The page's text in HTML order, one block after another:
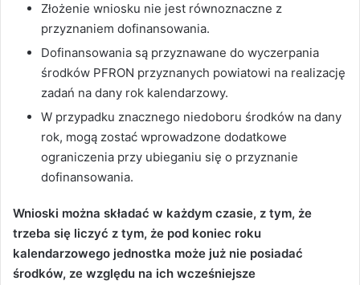
Złożenie wniosku nie jest równoznaczne z
przyznaniem dofinansowania.
Dofinansowania są przyznawane do wyczerpania
środków PFRON przyznanych powiatowi na realizację
zadań na dany rok kalendarzowy.
W przypadku znacznego niedoboru środków na dany
rok, mogą zostać wprowadzone dodatkowe
ograniczenia przy ubieganiu się o przyznanie
dofinansowania.
Wnioski można składać w każdym czasie, z tym, że
trzeba się liczyć z tym, że pod koniec roku
kalendarzowego jednostka może już nie posiadać
środków, ze względu na ich wcześniejsze